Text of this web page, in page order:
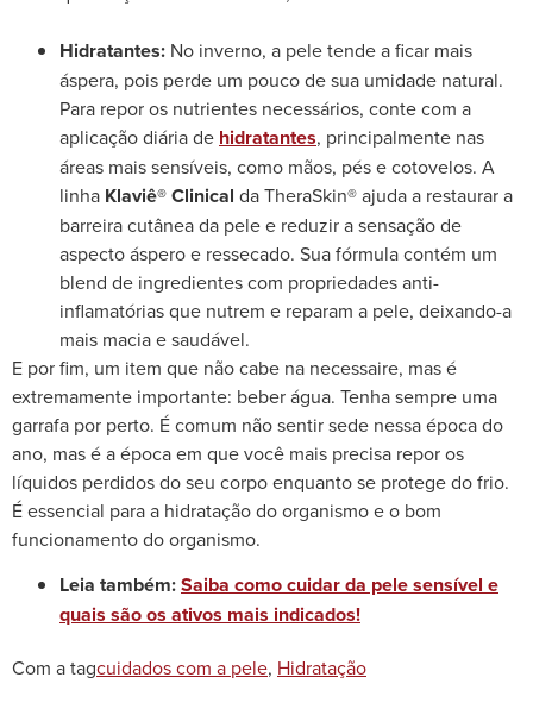
Hidratantes: No inverno, a pele tende a ficar mais
áspera, pois perde um pouco de sua umidade natural.
Para repor os nutrientes necessários, conte com a
aplicação diária de hidratantes, principalmente nas
áreas mais sensíveis, como mãos, pés e cotovelos. A
linha Klaviê® Clinical da TheraSkin®ajuda a restaurar a
barreira cutânea da pele e reduzir a sensação de
aspecto áspero e ressecado. Sua fórmula contém um
blend de ingredientes com propriedades anti-
inflamatórias que nutrem e reparam a pele, deixando-a
mais macia e saudável.
E por fim, um item que não cabe na necessaire, mas é
extremamente importante: beber água. Tenha sempre uma
garrafa por perto. É comum não sentir sede nessa época do
ano, mas é a época em que você mais precisa repor os
líquidos perdidos do seu corpo enquanto se protege do frio.
É essencial para a hidratação do organismo e o bom
funcionamento do organismo.
Leia também:Saiba como cuidar da pele sensível e
quais são os ativos mais indicados!
Com a tagcuidados com a pele, Hidratação